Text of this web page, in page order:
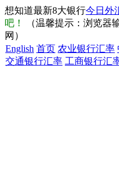
想知道最新8大银行今日外
吧！
（温馨提示：浏览器
网）
English 首页 农业银行汇率
交通银行汇率 工商银行汇